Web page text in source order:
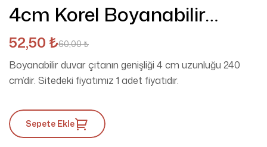
4cm Korel Boyanabilir
Duvar Çıtası DP-110
60,00₺
52,50 ₺
Boyanabilir duvar çıtanın genişliği 4 cm uzunluğu 240
cm’dir. Sitedeki fiyatımız 1 adet fiyatıdır.
Sepete Ekle